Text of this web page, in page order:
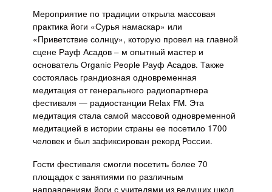
Мероприятие по традиции открыла массовая
практика йоги «Сурья намаскар» или
«Приветствие солнцу», которую провел на главной
сцене Рауф Асадов – м опытный мастер и
основатель Organic People Рауф Асадов. Также
состоялась грандиозная одновременная
медитация от генерального радиопартнера
фестиваля — радиостанции Relax FM. Эта
медитация стала самой массовой одновременной
медитацией в истории страны ее посетило 1700
человек и был зафиксирован рекорд России.
Гости фестиваля смогли посетить более 70
площадок с занятиями по различным
направлениям йоги с учителями из ведущих школ